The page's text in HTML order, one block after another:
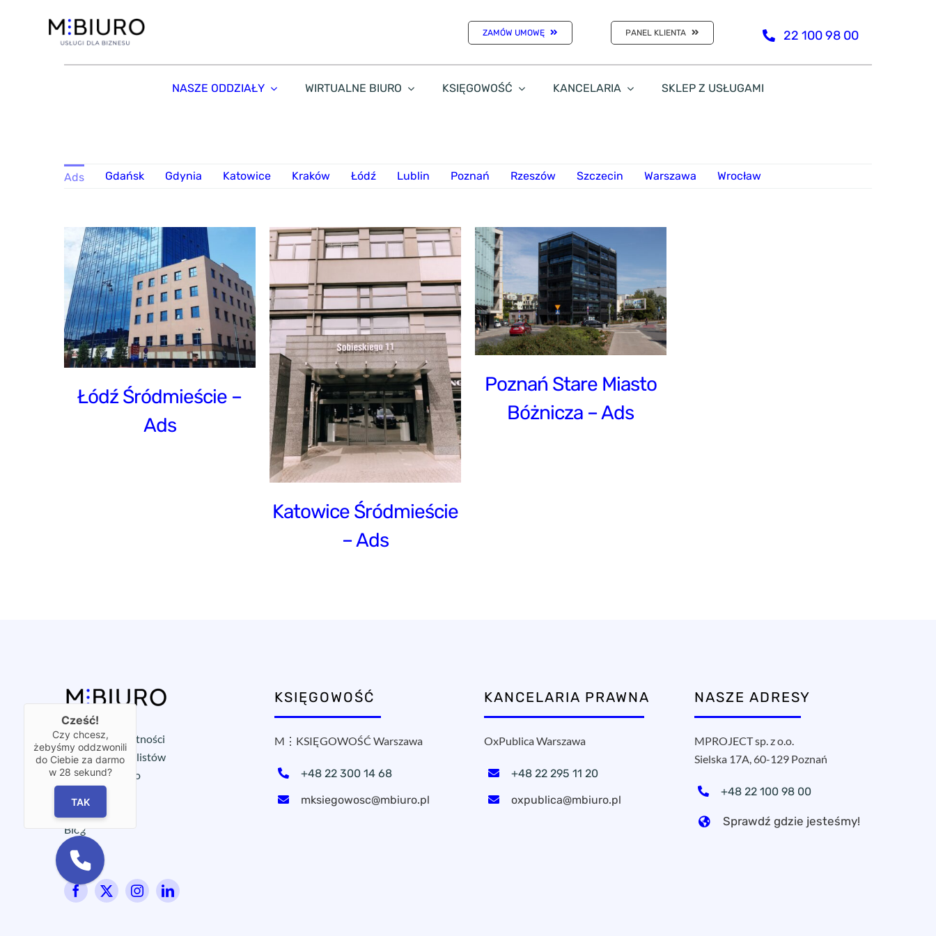
ZAMÓW UMOWĘ PANEL KLIENTA 22 100 98 00
NASZE ODDZIAŁY WIRTUALNE BIURO KSIĘGOWOŚĆ KANCELARIA SKLEP Z USŁUGAMI
Ads Gdańsk Gdynia Katowice Kraków Łódź Lublin Poznań Rzeszów Szczecin Warszawa Wrocław
Łódź Śródmieście –
Ads
Katowice Śródmieście –
Katowice Śródmieście
– Ads
Poznań Stare Miasto
Bóżnicza – Ads
Poznań Stare Miasto
Bóżnicza – Ads
Polityka prywatności
Ochrona sygnalistów
Wirtualne biuro
OX⋮START
Blog
FAQ
KSIĘGOWOŚĆ
M⋮KSIĘGOWOŚĆ Warszawa
+48 22 300 14 68
mksiegowosc@mbiuro.pl
KANCELARIA PRAWNA
OxPublica Warszawa
+48 22 295 11 20
oxpublica@mbiuro.pl
NASZE ADRESY
MPROJECT sp. z o.o.
Sielska 17A, 60-129 Poznań
+48 22 100 98 00
Sprawdź gdzie jesteśmy!
Cześć!
Czy chcesz,
żebyśmy oddzwonili
do Ciebie za darmo
w 28 sekund?
TAK